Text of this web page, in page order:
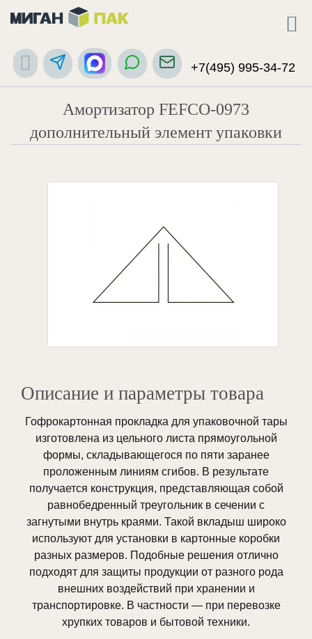
+7(495) 995-34-72
Амортизатор FEFCO-0973
дополнительный элемент упаковки
Описание и параметры товара
Гофрокартонная прокладка для упаковочной тары
изготовлена из цельного листа прямоугольной
формы, складывающегося по пяти заранее
проложенным линиям сгибов. В результате
получается конструкция, представляющая собой
равнобедренный треугольник в сечении с
загнутыми внутрь краями. Такой вкладыш широко
используют для установки в картонные коробки
разных размеров. Подобные решения отлично
подходят для защиты продукции от разного рода
внешних воздействий при хранении и
транспортировке. В частности — при перевозке
хрупких товаров и бытовой техники.